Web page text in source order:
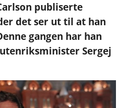
publiserte
det ser ut til at han
gangen har han
Sergej